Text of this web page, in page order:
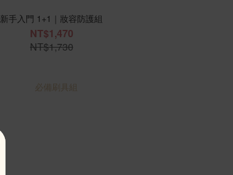
新手入門 1+1｜妝容防護組
NT$1,470
NT$1,730